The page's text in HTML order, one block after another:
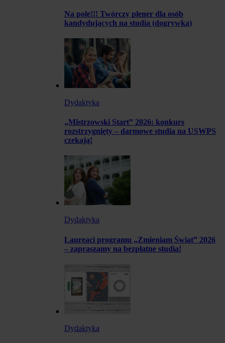
Na pole!!! Twórczy plener dla osób
kandydujących na studia (dogrywka)
Dydaktyka
„Mistrzowski Start” 2026: konkurs
rozstrzygnięty – darmowe studia na USWPS
czekają!
Dydaktyka
Laureaci programu „Zmieniam Świat” 2026
– zapraszamy na bezpłatne studia!
Dydaktyka